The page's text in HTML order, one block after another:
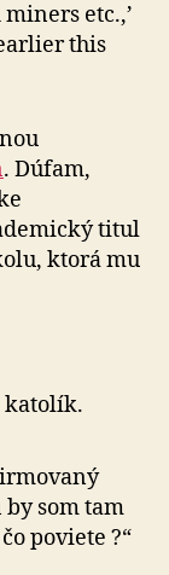
etc.,’
this
. Dúfam,
titul
ktorá mu
katolík.
som tam
poviete ?“